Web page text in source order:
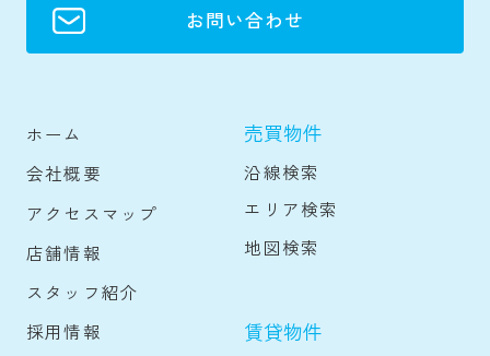
お問い合わせ
ホーム
会社概要
アクセスマップ
店舗情報
スタッフ紹介
採用情報
売買物件
沿線検索
エリア検索
地図検索
賃貸物件